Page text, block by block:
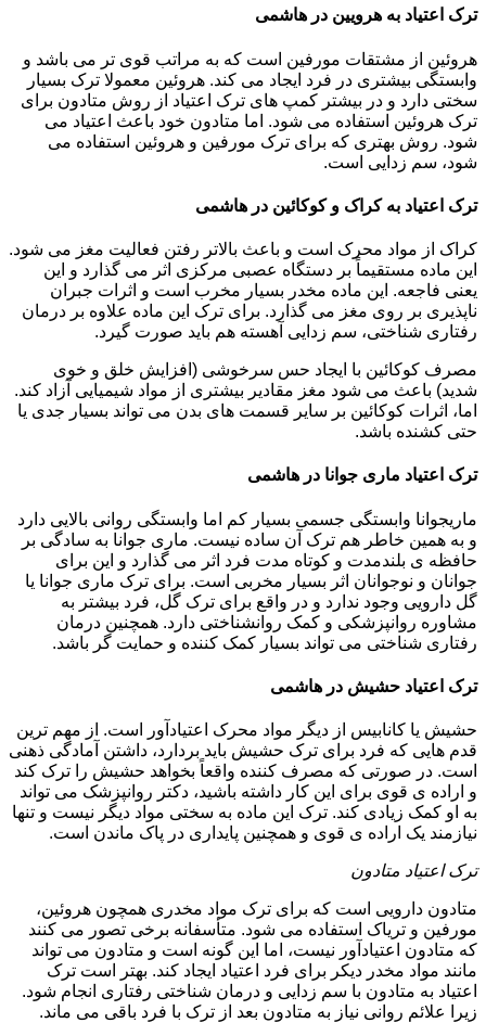
ترک اعتیاد به هرویین در هاشمی
هروئین از مشتقات مورفین است که به مراتب قوی تر می باشد و
وابستگی بیشتری در فرد ایجاد می کند. هروئین معمولا ترک بسیار
سختی دارد و در بیشتر کمپ های ترک اعتیاد از روش متادون برای
ترک هروئین استفاده می شود. اما متادون خود باعث اعتیاد می
شود. روش بهتری که برای ترک مورفین و هروئین استفاده می
شود، سم زدایی است.
ترک اعتیاد به کراک و کوکائین در هاشمی
کراک از مواد محرک است و باعث بالاتر رفتن فعالیت مغز می شود.
این ماده مستقیماً بر دستگاه عصبی مرکزی اثر می گذارد و این
یعنی فاجعه. این ماده مخدر بسیار مخرب است و اثرات جبران
ناپذیری بر روی مغز می گذارد. برای ترک این ماده علاوه بر درمان
رفتاری شناختی، سم زدایی آهسته هم باید صورت گیرد.
مصرف کوکائین با ایجاد حس سرخوشی (افزایش خلق و خوی
شدید) باعث می شود مغز مقادیر بیشتری از مواد شیمیایی آزاد کند.
اما، اثرات کوکائین بر سایر قسمت های بدن می تواند بسیار جدی یا
حتی کشنده باشد.
ترک اعتیاد ماری جوانا در هاشمی
ماریجوانا وابستگی جسمی بسیار کم اما وابستگی روانی بالایی دارد
و به همین خاطر هم ترک آن ساده نیست. ماری جوانا به سادگی بر
حافظه ی بلندمدت و کوتاه مدت فرد اثر می گذارد و این برای
جوانان و نوجوانان اثر بسیار مخربی است. برای ترک ماری جوانا یا
گل دارویی وجود ندارد و در واقع برای ترک گل، فرد بیشتر به
مشاوره روانپزشکی و کمک روانشناختی دارد. همچنین درمان
رفتاری شناختی می تواند بسیار کمک کننده و حمایت گر باشد.
ترک اعتیاد حشیش در هاشمی
حشیش یا کانابیس از دیگر مواد محرک اعتیادآور است. از مهم ترین
قدم هایی که فرد برای ترک حشیش باید بردارد، داشتن آمادگی ذهنی
است. در صورتی که مصرف کننده واقعاً بخواهد حشیش را ترک کند
و اراده ی قوی برای این کار داشته باشید، دکتر روانپزشک می تواند
به او کمک زیادی کند. ترک این ماده به سختی مواد دیگر نیست و تنها
نیازمند یک اراده ی قوی و همچنین پایداری در پاک ماندن است.
ترک اعتیاد متادون
متادون دارویی است که برای ترک مواد مخدری همچون هروئین،
مورفین و تریاک استفاده می شود. متأسفانه برخی تصور می کنند
که متادون اعتیادآور نیست، اما این گونه است و متادون می تواند
مانند مواد مخدر دیکر برای فرد اعتیاد ایجاد کند. بهتر است ترک
اعتیاد به متادون با سم زدایی و درمان شناختی رفتاری انجام شود.
زیرا علائم روانی نیاز به متادون بعد از ترک با فرد باقی می ماند.